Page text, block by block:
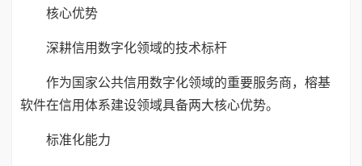
核心优势
深耕信用数字化领域的技术标杆
作为国家公共信用数字化领域的重要服务商，榕基
软件在信用体系建设领域具备两大核心优势。
标准化能力